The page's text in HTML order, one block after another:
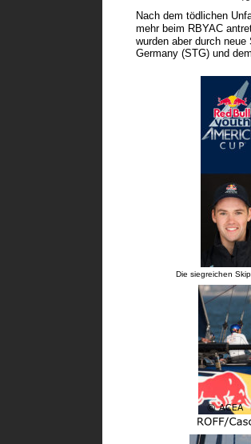
Nach dem tödlichen
mehr beim RBYAC
wurden aber durch
Germany (STG) und
Die siegreichen